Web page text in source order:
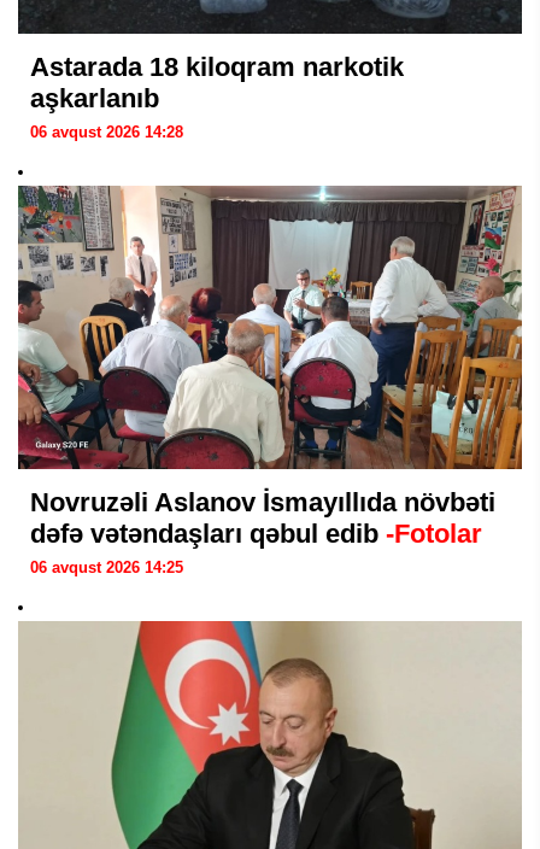
Astarada 18 kiloqram narkotik
aşkarlanıb
06 avqust 2026 14:28
Novruzəli Aslanov İsmayıllıda növbəti
dəfə vətəndaşları qəbul edib -Fotolar
06 avqust 2026 14:25